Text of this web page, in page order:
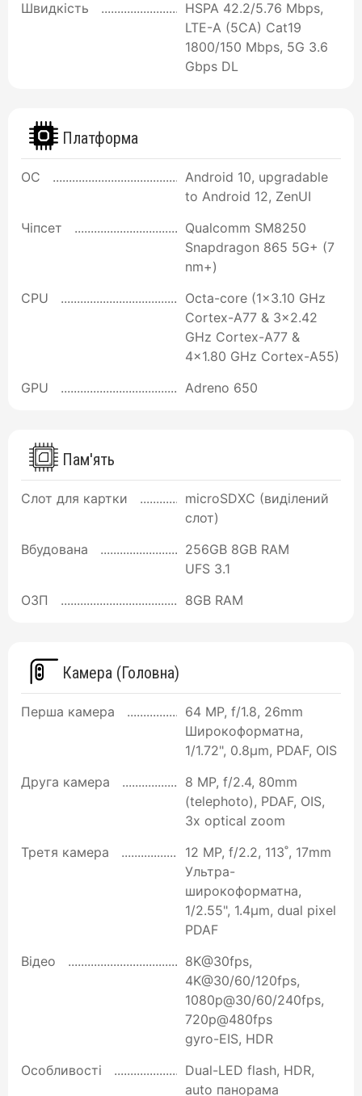
Швидкість
HSPA 42.2/5.76 Mbps,
LTE-A (5CA) Cat19
1800/150 Mbps, 5G 3.6
Gbps DL
Платформа
ОС
Android 10, upgradable
to Android 12, ZenUI
Чіпсет
Qualcomm SM8250
Snapdragon 865 5G+ (7
nm+)
CPU
Octa-core (1x3.10 GHz
Cortex-A77 & 3x2.42
GHz Cortex-A77 &
4x1.80 GHz Cortex-A55)
GPU
Adreno 650
Пам'ять
Слот для картки
microSDXC (виділений
слот)
Вбудована
256GB 8GB RAM
UFS 3.1
ОЗП
8GB RAM
Камера (Головна)
Перша камера
64 MP, f/1.8, 26mm
Широкоформатна,
1/1.72", 0.8µm, PDAF, OIS
Друга камера
8 MP, f/2.4, 80mm
(telephoto), PDAF, OIS,
3x optical zoom
Третя камера
12 MP, f/2.2, 113˚, 17mm
Ультра-
широкоформатна,
1/2.55", 1.4µm, dual pixel
PDAF
Відео
8K@30fps,
4K@30/60/120fps,
1080p@30/60/240fps,
720p@480fps
gyro-EIS, HDR
Особливості
Dual-LED flash, HDR,
auto панорама